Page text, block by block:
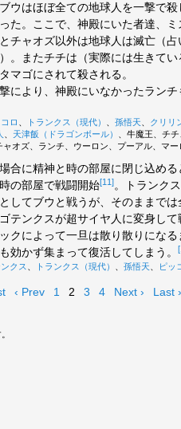
ウはほぼ全ての地球人を一撃で殺
た。ここで、神殿にいた者達、ミ
チャオズ以外は地球人は滅亡（
。またチチは（実際には生きて
マゴにされて殺される。
により、神殿にいなかったランチ
ロ トランクス（現代） 孫悟天 クリリ
天津飯（ドラゴンボール）
、牛魔王、チ
オズ、ランチ、ウーロン、プーアル、マー
合に精神と時の部屋に閉じ込め
の部屋で戦闘開始[11]。トランク
してブウと戦うが、そのままでは
テンクスが超サイヤ人に変身し
クによって一旦は散り散りになる
効かず集まって復活してしまう。
クス トランクス（現代） 孫悟天 ピッ
‹ Prev 1 2 3 4 Next › Last